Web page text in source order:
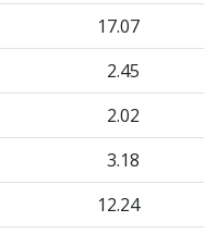
17.07
2.45
2.02
3.18
12.24